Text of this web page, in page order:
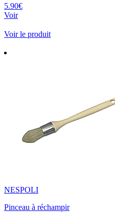
5.90€
Voir
Voir le produit
NESPOLI
Pinceau à réchampir